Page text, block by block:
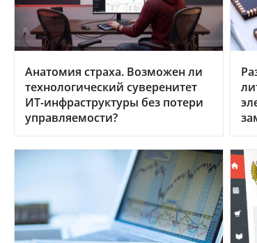
Анатомия страха. Возможен ли
технологический суверенитет
ИТ-инфраструктуры без потери
управляемости?